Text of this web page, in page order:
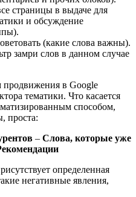
страницы в выдаче для
и обсуждение
(какие слова важны).
замри слов в данном случае
в Google
тематики. Что касается
способом,
проста:
– Слова, которые уже
определенная
негативные явления,